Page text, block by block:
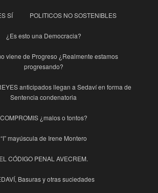
SÍ POLITICOS NO SOSTENIBLES
¿Es esto una Democracia?
viene de Progreso ¿Realmente estamos
progresando?
anticipados llegan a Sedaví en forma de
Sentencia condenatoria
COMPROMIS ¿malos o tontos?
“I” mayúscula de Irene Montero
EL CÓDIGO PENAL AVECREM.
Basuras y otras suciedades